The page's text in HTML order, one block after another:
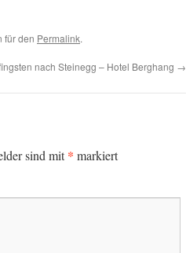
für den Permalink.
nach Steinegg – Hotel Berghang →
sind mit* markiert